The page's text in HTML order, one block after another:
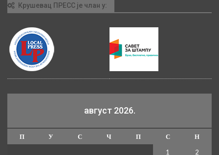
Крушевац ПРЕСС је члан у:
август 2026.
П У С Ч П С
Н
1
2